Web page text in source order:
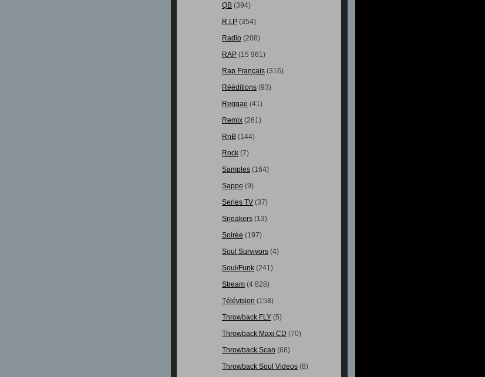
QB (394)
R.I.P (354)
Radio (208)
RAP (15 961)
Rap Français (316)
Rééditions (93)
Reggae (41)
Remix (261)
RnB (144)
Rock (7)
Samples (164)
Sappe (9)
Series TV (37)
Sneakers (13)
Soirée (197)
Soul Survivors (4)
Soul/Funk (241)
Stream (4 828)
Télévision (158)
Throwback FLY (5)
Throwback Maxi CD (70)
Throwback Scan (68)
Throwback Soul Videos (8)